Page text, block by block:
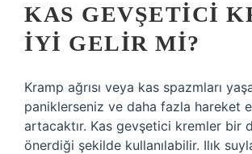
KAS GEVŞETICI
IYI GELIR MI?
Kramp ağrısı veya kas spazmları
paniklerseniz ve daha fazla hareket
artacaktır. Kas gevşetici kremler bir
önerdiği şekilde kullanılabilir. Ilık